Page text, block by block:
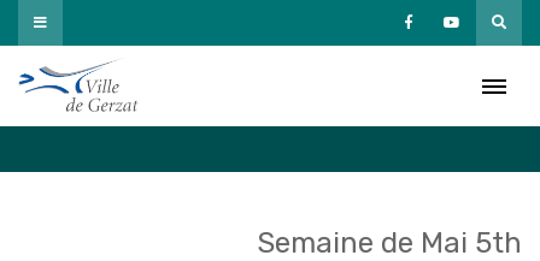
Passer
au
contenu
Semaine de Mai 5th